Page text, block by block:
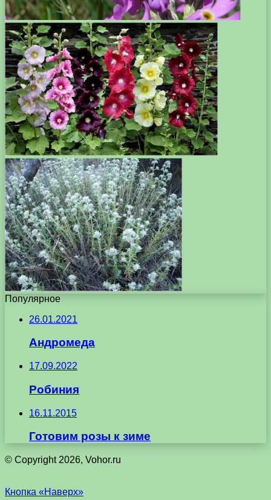
Популярное
26.01.2021
Андромеда
17.09.2022
Робиния
16.11.2015
Готовим розы к зиме
© Copyright 2026, Vohor.ru
Кнопка «Наверх»